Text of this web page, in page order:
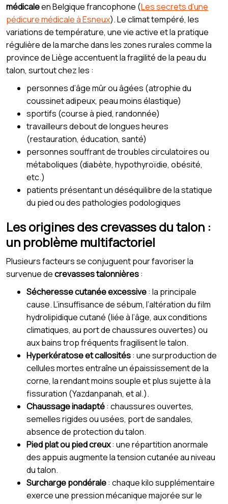
médicaleen Belgique francophone (Les secrets d'une
pédicure médicale à Esneux). Le climat tempéré, les
variations de température, une vie active et la pratique
régulière de la marche dans les zones rurales comme la
province de Liège accentuent la fragilité de la peau du
talon, surtout chez les :
personnes d’âge mûr ou âgées (atrophie du
coussinet adipeux, peau moins élastique)
sportifs (course à pied, randonnée)
travailleurs debout de longues heures
(restauration, éducation, santé)
personnes souffrant de troubles circulatoires ou
métaboliques (diabète, hypothyroïdie, obésité,
etc.)
patients présentant un déséquilibre de la statique
du pied ou des pathologies podologiques
Les origines des crevasses du talon :
un problème multifactoriel
Plusieurs facteurs se conjuguent pour favoriser la
survenue decrevasses talonnières:
Sécheresse cutanée excessive: la principale
cause. L’insuffisance de sébum, l’altération du film
hydrolipidique cutané (liée à l’âge, aux conditions
climatiques, au port de chaussures ouvertes) ou
aux bains trop fréquents fragilisent le talon.
Hyperkératose et callosités: une surproduction de
cellules mortes entraîne un épaississement de la
corne, la rendant moins souple et plus sujette à la
fissuration (Yazdanpanah, et al.).
Chaussage inadapté: chaussures ouvertes,
semelles rigides ou usées, port de sandales,
absence de protection du talon.
Pied plat ou pied creux: une répartition anormale
des appuis augmente la tension cutanée au niveau
du talon.
Surcharge pondérale: chaque kilo supplémentaire
exerce une pression mécanique majorée sur le